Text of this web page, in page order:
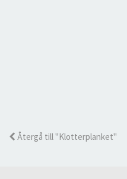
Återgå till "Klotterplanket"